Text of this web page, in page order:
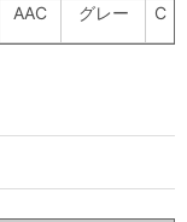
AAC グレー C